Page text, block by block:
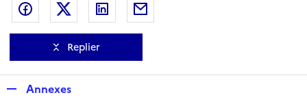
Partager sur Facebook
Partager sur Twitter
Partager sur LinkedIn
Replier
Annexes